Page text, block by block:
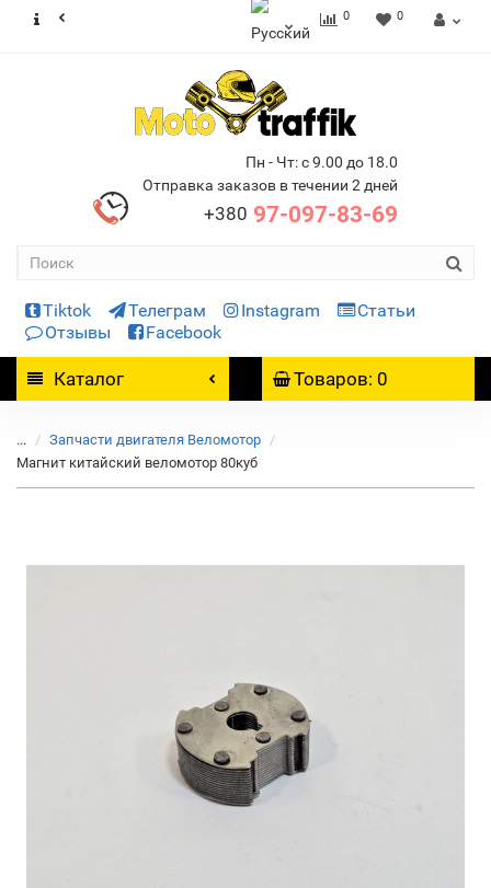
0 0
Пн - Чт: с 9.00 до 18.0
Отправка заказов в течении 2 дней
+380 97-097-83-69
Tiktok Телеграм Instagram
Статьи
Отзывы
Facebook
Каталог Товаров: 0
...
Запчасти двигателя Веломотор
Магнит китайский веломотор 80куб